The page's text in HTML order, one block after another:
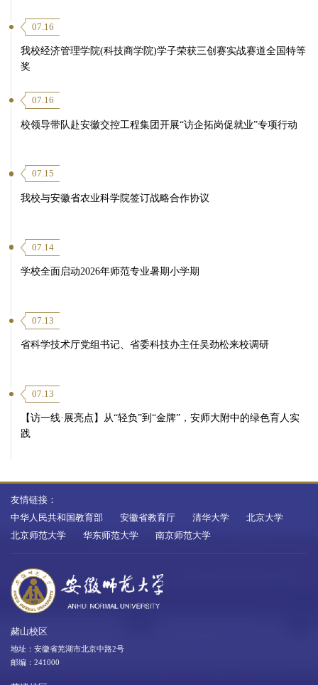
07.16
我校经济管理学院(科技商学院)学子荣获三创赛实战赛道全国特等
奖
07.16
校领导带队赴安徽交控工程集团开展“访企拓岗促就业”专项行动
07.15
我校与安徽省农业科学院签订战略合作协议
07.14
学校全面启动2026年师范专业暑期小学期
07.13
省科学技术厅党组书记、省委科技办主任吴劲松来校调研
07.13
【访一线·展亮点】从“轻负”到“金牌”，安师大附中的绿色育人实
践
友情链接：
中华人民共和国教育部
安徽省教育厅 清华大学
北京大学
北京师范大学
华东师范大学 南京师范大学
赭山校区
地址：安徽省芜湖市北京中路2号
邮编：241000